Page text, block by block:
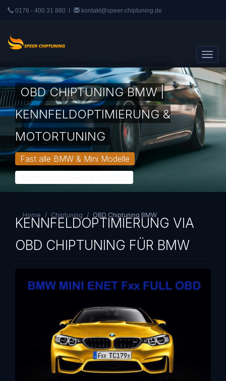
0176 - 400 31 880 kontakt@speer-chiptuning.de
OBD CHIPTUNING BMW |
KENNFELDOPTIMIERUNG &
MOTORTUNING
Fast alle BMW & Mini Modelle
Home Chiptuning OBD Chiptuning BMW
KENNFELDOPTIMIERUNG VIA
OBD CHIPTUNING FÜR BMW